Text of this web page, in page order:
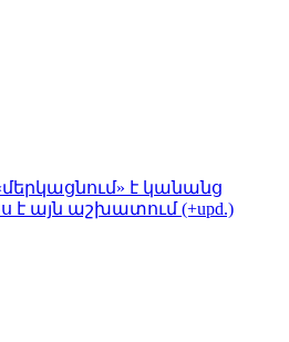
է կանանց
է այն աշխատում (+upd.)